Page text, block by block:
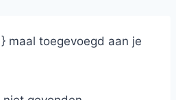
maal toegevoegd aan je